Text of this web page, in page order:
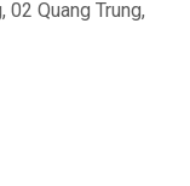
02 Quang Trung,